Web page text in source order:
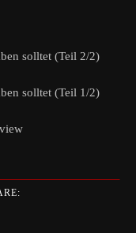
solltet (Teil 2/2)
solltet (Teil 1/2)